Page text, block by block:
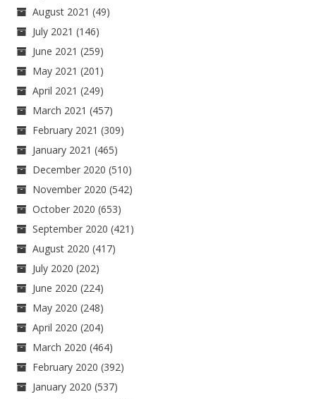
August 2021 (49)
July 2021 (146)
June 2021 (259)
May 2021 (201)
April 2021 (249)
March 2021 (457)
February 2021 (309)
January 2021 (465)
December 2020 (510)
November 2020 (542)
October 2020 (653)
September 2020 (421)
August 2020 (417)
July 2020 (202)
June 2020 (224)
May 2020 (248)
April 2020 (204)
March 2020 (464)
February 2020 (392)
January 2020 (537)